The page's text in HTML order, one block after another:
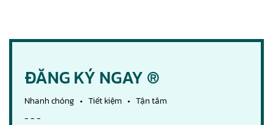
ĐĂNG KÝ NGAY ®
Nhanh chóng • Tiết kiệm • Tận tâm
- - -